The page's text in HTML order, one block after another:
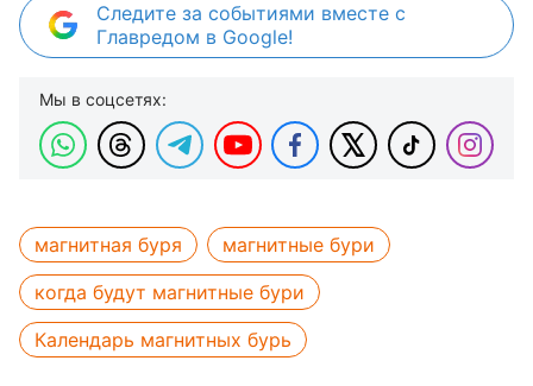
Следите за событиями вместе с
Главредом в Google!
Мы в соцсетях:
магнитная буря
магнитные бури
когда будут магнитные бури
Календарь магнитных бурь